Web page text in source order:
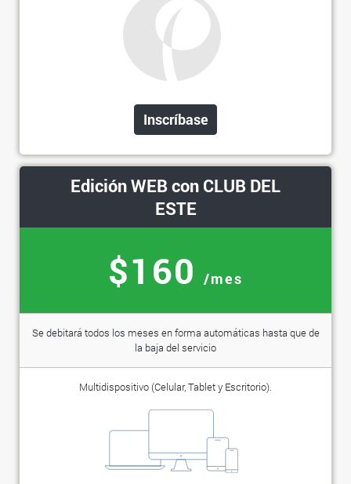
Inscríbase
Edición WEB con CLUB DEL
ESTE
$160 /mes
Se debitará todos los meses en forma automáticas hasta que de
la baja del servicio
Multidispositivo (Celular, Tablet y Escritorio).